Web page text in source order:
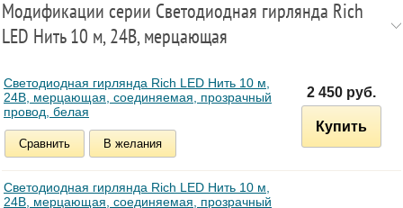
Модификации серии Светодиодная гирлянда Rich
LED Нить 10 м, 24В, мерцающая
Светодиодная гирлянда Rich LED Нить 10 м,
24В, мерцающая, соединяемая, прозрачный
провод, белая
Сравнить В желания
2 450 руб.
Купить
Светодиодная гирлянда Rich LED Нить 10 м,
24В, мерцающая, соединяемая, прозрачный